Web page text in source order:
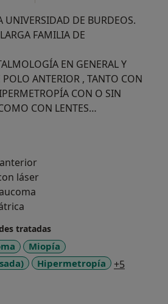
UNIVERSIDAD DE BURDEOS.
FAMILIA DE
EN GENERAL Y
ANTERIOR , TANTO CON
CON LENTES
ALTAS GRADUACIONES COMO
láser
tratadas
Miopía
Hipermetropía +5